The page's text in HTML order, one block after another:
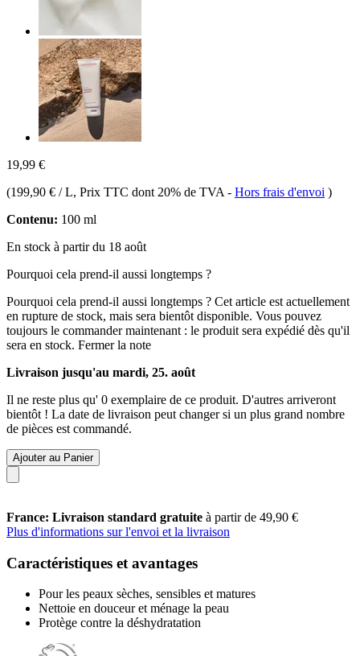
19,99 €
(199,90 € / L, Prix TTC dont 20% de TVA - Hors frais d'envoi )
Contenu: 100 ml
En stock à partir du 18 août
Pourquoi cela prend-il aussi longtemps ?
Pourquoi cela prend-il aussi longtemps ? Cet article est actuellement
en rupture de stock, mais sera bientôt disponible. Vous pouvez
toujours le commander maintenant : le produit sera expédié dès qu'il
sera en stock. Fermer la note
Livraison jusqu'au mardi, 25. août
Il ne reste plus qu' 0 exemplaire de ce produit. D'autres arriveront
bientôt ! La date de livraison peut changer si un plus grand nombre
de pièces est commandé.
Ajouter au Panier
France: Livraison standard gratuite à partir de 49,90 €
Plus d'informations sur l'envoi et la livraison
Caractéristiques et avantages
Pour les peaux sèches, sensibles et matures
Nettoie en douceur et ménage la peau
Protège contre la déshydratation